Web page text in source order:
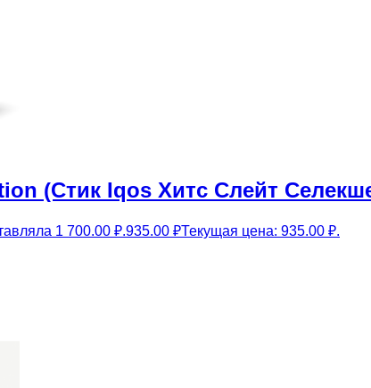
(Стик Iqos Хитс Слейт
1 700.00 ₽.935.00 ₽Текущая цена: 935.00 ₽.